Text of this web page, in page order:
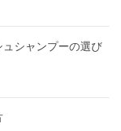
ュシャンプーの選び